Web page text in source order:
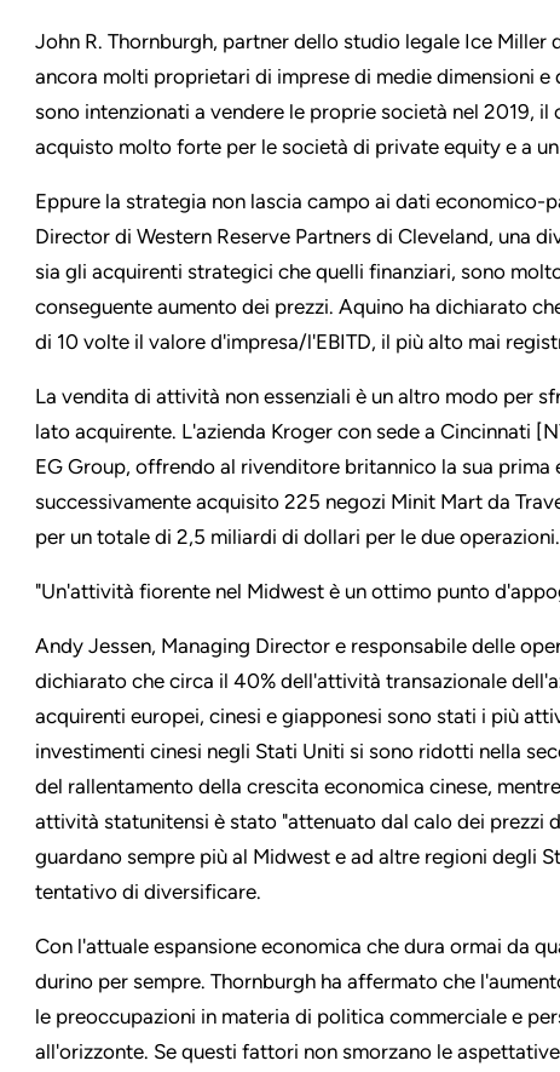
John R. Thornburgh, partner dello studio legale Ice
ancora molti proprietari di imprese di medie dimensioni
sono intenzionati a vendere le proprie società nel 2019,
acquisto molto forte per le società di private equity e a
Eppure la strategia non lascia campo ai dati
Director di Western Reserve Partners di Cleveland, una
sia gli acquirenti strategici che quelli finanziari, sono
conseguente aumento dei prezzi. Aquino ha dichiarato
di 10 volte il valore d'impresa/l'EBITD, il più alto mai
La vendita di attività non essenziali è un altro modo per
lato acquirente. L'azienda Kroger con sede a Cincinnati
EG Group, offrendo al rivenditore britannico la sua
successivamente acquisito 225 negozi Minit Mart da
per un totale di 2,5 miliardi di dollari per le due operazioni.
"Un'attività fiorente nel Midwest è un ottimo punto
Andy Jessen, Managing Director e responsabile delle
dichiarato che circa il 40% dell'attività transazionale
acquirenti europei, cinesi e giapponesi sono stati i più
investimenti cinesi negli Stati Uniti si sono ridotti nella
del rallentamento della crescita economica cinese,
attività statunitensi è stato "attenuato dal calo dei prezzi
guardano sempre più al Midwest e ad altre regioni degli
tentativo di diversificare.
Con l'attuale espansione economica che dura ormai da
durino per sempre. Thornburgh ha affermato che
le preoccupazioni in materia di politica commerciale e
all'orizzonte. Se questi fattori non smorzano le